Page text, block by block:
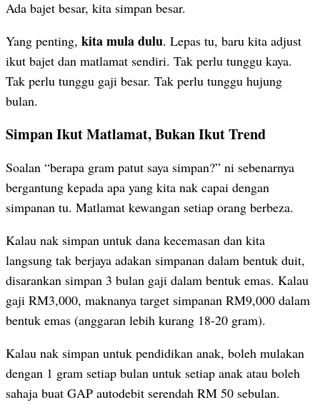
Ada bajet besar, kita simpan besar.
Yang penting, kita mula dulu. Lepas tu, baru kita adjust
ikut bajet dan matlamat sendiri. Tak perlu tunggu kaya.
Tak perlu tunggu gaji besar. Tak perlu tunggu hujung
bulan.
Simpan Ikut Matlamat, Bukan Ikut Trend
Soalan “berapa gram patut saya simpan?” ni sebenarnya
bergantung kepada apa yang kita nak capai dengan
simpanan tu. Matlamat kewangan setiap orang berbeza.
Kalau nak simpan untuk dana kecemasan dan kita
langsung tak berjaya adakan simpanan dalam bentuk duit,
disarankan simpan 3 bulan gaji dalam bentuk emas. Kalau
gaji RM3,000, maknanya target simpanan RM9,000 dalam
bentuk emas (anggaran lebih kurang 18-20 gram).
Kalau nak simpan untuk pendidikan anak, boleh mulakan
dengan 1 gram setiap bulan untuk setiap anak atau boleh
sahaja buat GAP autodebit serendah RM 50 sebulan.